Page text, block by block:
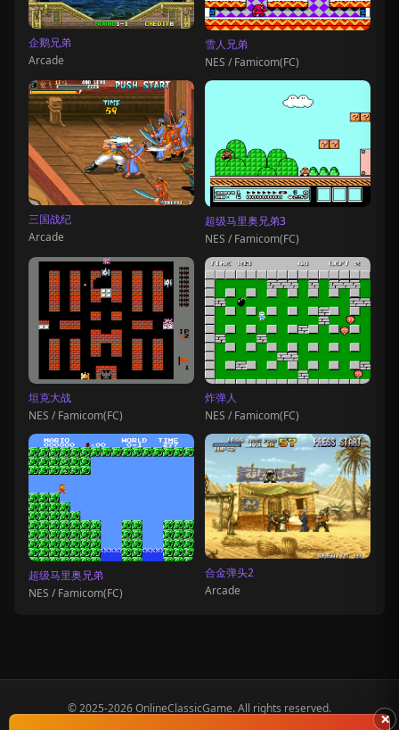
企鹅兄弟
Arcade
雪人兄弟
NES / Famicom(FC)
三国战纪
Arcade
超级马里奥兄弟3
NES / Famicom(FC)
坦克大战
NES / Famicom(FC)
炸弹人
NES / Famicom(FC)
超级马里奥兄弟
NES / Famicom(FC)
合金弹头2
Arcade
×
© 2025-2026 OnlineClassicGame. All rights reserved.